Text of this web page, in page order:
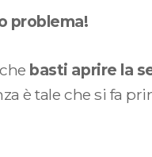
problema!
basti aprire la
è tale che si fa